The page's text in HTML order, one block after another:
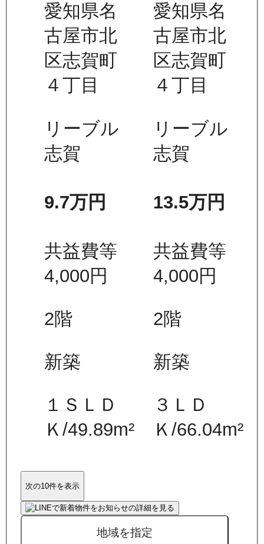
愛知県名
古屋市北
区志賀町
４丁目
リーブル
志賀
9.7万円
共益費等
4,000円
2階
新築
１ＳＬＤ
Ｋ/49.89m²
愛知県名
古屋市北
区志賀町
４丁目
リーブル
志賀
13.5万円
共益費等
4,000円
2階
新築
３ＬＤ
Ｋ /66.04m²
次の10件を表示
地域を指定